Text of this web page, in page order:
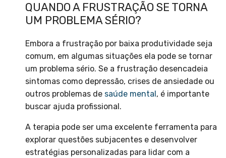
QUANDO A FRUSTRAÇÃO SE TORNA
UM PROBLEMA SÉRIO?
Embora a frustração por baixa produtividade seja
comum, em algumas situações ela pode se tornar
um problema sério. Se a frustração desencadeia
sintomas como depressão, crises de ansiedade ou
outros problemas de saúde mental , é importante
buscar ajuda profissional.
A terapia pode ser uma excelente ferramenta para
explorar questões subjacentes e desenvolver
estratégias personalizadas para lidar com a